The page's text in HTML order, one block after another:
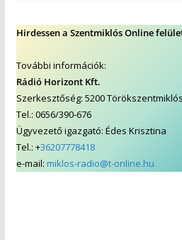
Hirdessen a Szentmiklós Online
További információk:
Rádió Horizont Kft.
Szerkesztőség: 5200
Tel.: 0656/390-676
Ügyvezető igazgató: Édes Krisztina
Tel.: +36207778418
e-mail: miklos-radio@t-online.hu